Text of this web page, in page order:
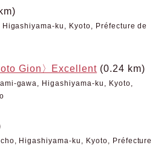
ku, Kyoto, Préfecture de
Gion〉Excellent (0.24 km)
gawa, Higashiyama-ku, Kyoto,
Higashiyama-ku, Kyoto, Préfecture